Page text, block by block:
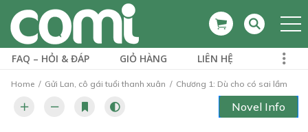
FAQ – HỎI & ĐÁP GIỎ HÀNG LIÊN HỆ
Home Gửi Lan, cô gái tuổi thanh xuân Chương 1: Dù cho có sai lầm
Novel Info